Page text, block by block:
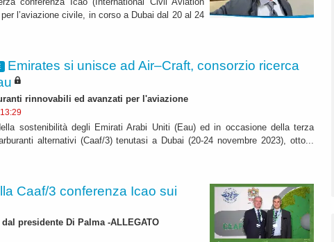
l’aviazione civile, in corso a Dubai dal 20 al 24
Emirates si unisce ad Air–Craft, consorzio ricerca
rinnovabili ed avanzati per l'aviazione
sostenibilità degli Emirati Arabi Uniti (Eau) ed in occasione della terza
alternativi (Caaf/3) tenutasi a Dubai (20-24 novembre 2023), otto...
Caaf/3 conferenza Icao sui
presidente Di Palma -ALLEGATO